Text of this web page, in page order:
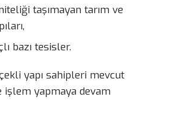
taşımayan tarım ve
bazı tesisler.
yapı sahipleri mevcut
yapmaya devam